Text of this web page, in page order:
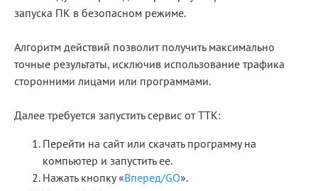
запуска ПК в безопасном режиме.
Алгоритм действий позволит получить максимально
точные результаты, исключив использование трафика
сторонними лицами или программами.
Далее требуется запустить сервис от ТТК:
Перейти на сайт или скачать программу на
компьютер и запустить ее.
Нажать кнопку «Вперед/GO».